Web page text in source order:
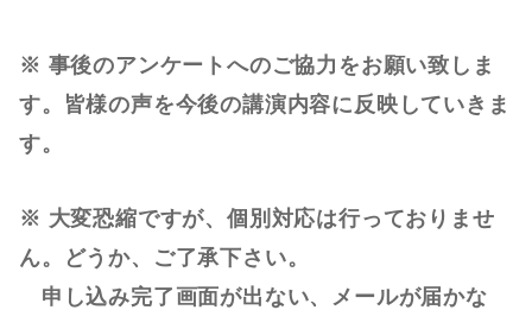
※ 事後のアンケートへのご協力をお願い致しま
す。皆様の声を今後の講演内容に反映していきま
す。
※ 大変恐縮ですが、個別対応は行っておりませ
ん。どうか、ご了承下さい。
申し込み完了画面が出ない、メールが届かな